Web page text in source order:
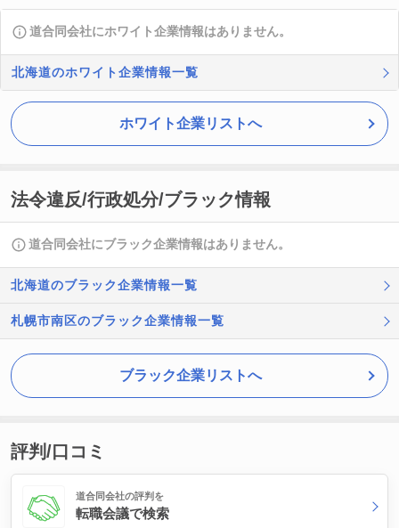
道合同会社にホワイト企業情報はありません。
北海道のホワイト企業情報一覧
ホワイト企業リストへ
法令違反/行政処分/ブラック情報
道合同会社にブラック企業情報はありません。
北海道のブラック企業情報一覧
札幌市南区のブラック企業情報一覧
ブラック企業リストへ
評判/口コミ
道合同会社の評判を
転職会議で検索